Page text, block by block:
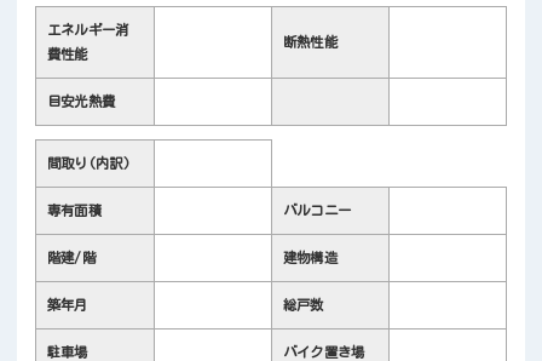
エネルギー消
費性能
断熱性能
目安光熱費
間取り(内訳)
専有面積 バルコニー
階建/階 建物構造
築年月 総戸数
駐車場 バイク置き場